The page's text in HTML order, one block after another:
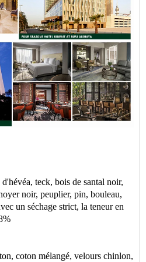
teck, bois de santal noir,
noir, peuplier, pin, bouleau,
un séchage strict, la teneur en
coton mélangé, velours chinlon,